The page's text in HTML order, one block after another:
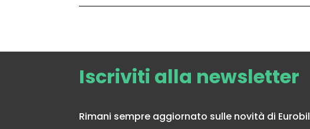
Iscriviti alla newsletter
Rimani sempre aggiornato sulle novità di Eurobil